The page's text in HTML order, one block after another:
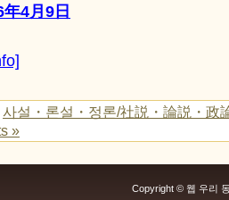
4月9日
사설・론설・정론/社説・論説・政
»
Copyright © 웹 우리